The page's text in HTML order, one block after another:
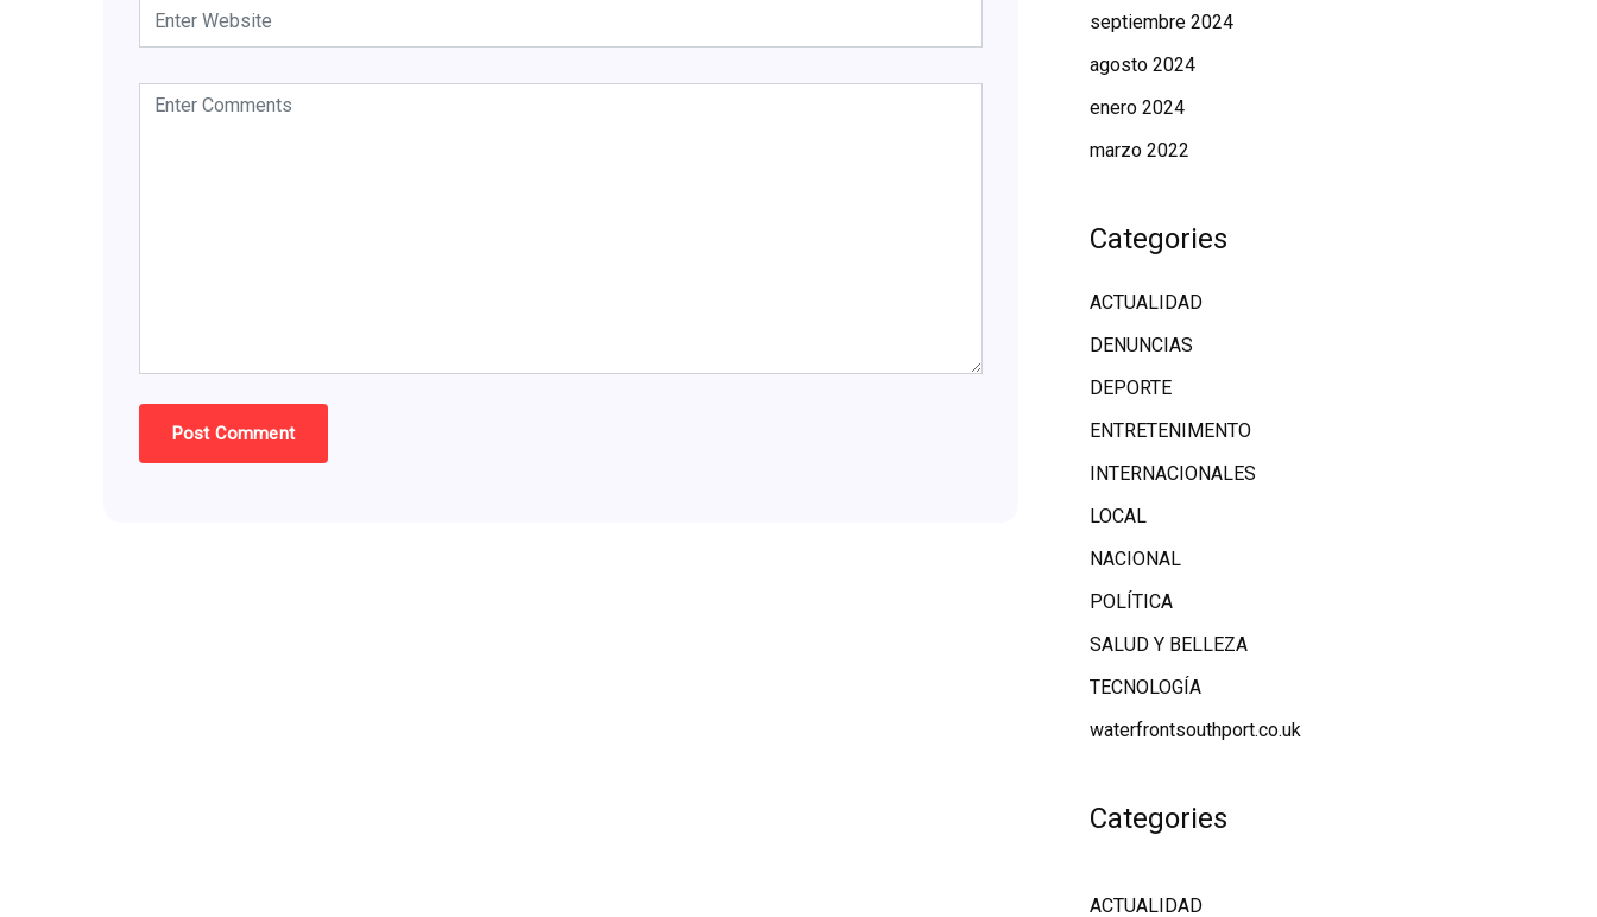
septiembre 2024
agosto 2024
enero 2024
marzo 2022
Categories
ACTUALIDAD
DENUNCIAS
DEPORTE
ENTRETENIMENTO
INTERNACIONALES
LOCAL
NACIONAL
POLÍTICA
SALUD Y BELLEZA
TECNOLOGÍA
waterfrontsouthport.co.uk
Categories
ACTUALIDAD